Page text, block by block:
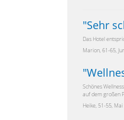
"Sehr
Das Hotel
Marion, 61-65,
"
Schönes
auf dem großen
Heike, 51-55,